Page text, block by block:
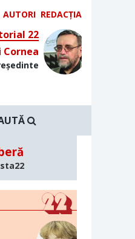
AUTORI REDACȚIA
22
Cornea